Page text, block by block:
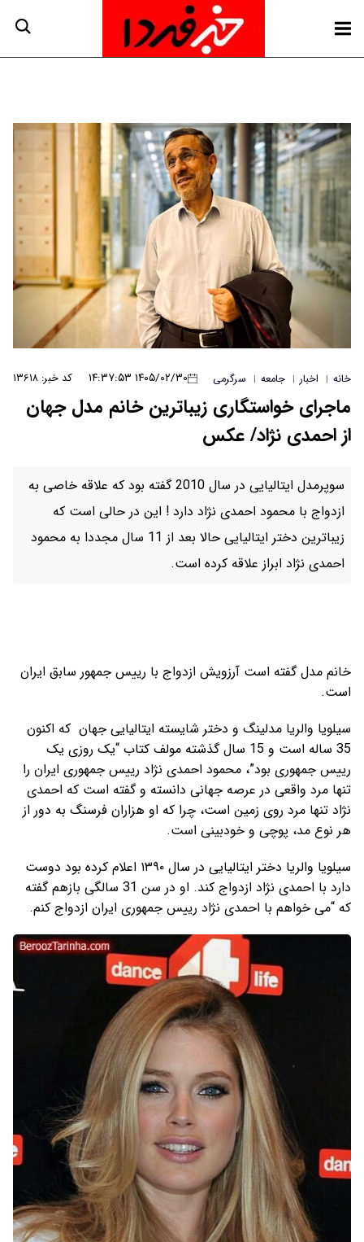
خانه | اخبار | جامعه | سرگرمی ۱۴۰۵/۰۲/۳۰ ۱۴:۳۷:۵۳ کد خبر: ۱۳۶۱۸
ماجرای خواستگاری زیباترین خانم مدل جهان
از احمدی نژاد/ عکس
سوپرمدل ایتالیایی در سال 2010 گفته بود که علاقه خاصی به
ازدواج با محمود احمدی نژاد دارد ! این در حالی است که
زیباترین دختر ایتالیایی حالا بعد از 11 سال مجددا به محمود
احمدی نژاد ابراز علاقه کرده است.
خانم مدل گفته است آرزویش ازدواج با رییس جمهور سابق ایران
است.​
سیلویا والریا مدلینگ و دختر شایسته ایتالیایی جهان که اکنون
35 ساله است و 15 سال گذشته مولف کتاب “یک روزی یک
رییس جمهوری بود”، محمود احمدی نژاد رییس جمهوری ایران را
تنها مرد واقعی در عرصه جهانی دانسته و گفته است که احمدی
نژاد تنها مرد روی زمین است، چرا که او هزاران فرسنگ به دور از
هر نوع مد، پوچی و خودبینی است.
سیلویا والریا دختر ایتالیایی در سال ١٣٩٠ اعلام کرده بود دوست
دارد با احمدی نژاد ازدواج کند. او در سن 31 سالگی بازهم گفته
که “می خواهم با احمدی نژاد رییس جمهوری ایران ازدواج کنم.